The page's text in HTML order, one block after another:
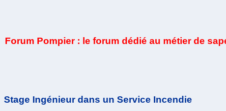
Forum Pompier : le forum dédié au métier de
Stage Ingénieur dans un Service Incendie